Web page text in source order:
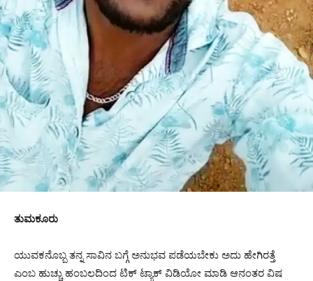
ತುಮಕೂರು
ಯುವಕನೊಬ್ಬ ತನ್ನ ಸಾವಿನ ಬಗ್ಗೆ ಅನುಭವ ಪಡೆಯಬೇಕು ಅದು ಹೇಗಿರತ್ತೆ
ಎಂಬ ಹುಚ್ಚು ಹಂಬಲದಿಂದ ಟಿಕ್ ಟ್ಯಾಕ್ ವಿಡಿಯೋ ಮಾಡಿ ಆನಂತರ ವಿಷ